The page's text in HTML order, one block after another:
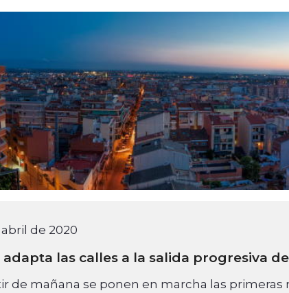
de 2020
adapta las calles a la salida progresiva
de mañana se ponen en marcha las